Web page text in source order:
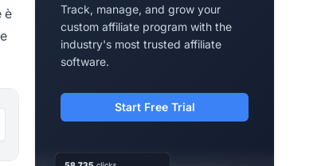
è
Track, manage, and grow your
custom affiliate program with the
industry's most trusted affiliate
software.
Start Free Trial